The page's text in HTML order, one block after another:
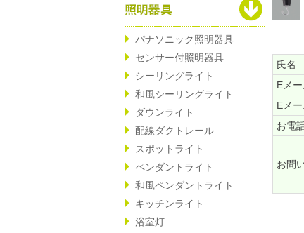
パナソニック照明器具
センサー付照明器具
シーリングライト
和風シーリングライト
ダウンライト
配線ダクトレール
スポットライト
ペンダントライト
和風ペンダントライト
キッチンライト
浴室灯
氏名
Eメ
Eメ
お電
お問